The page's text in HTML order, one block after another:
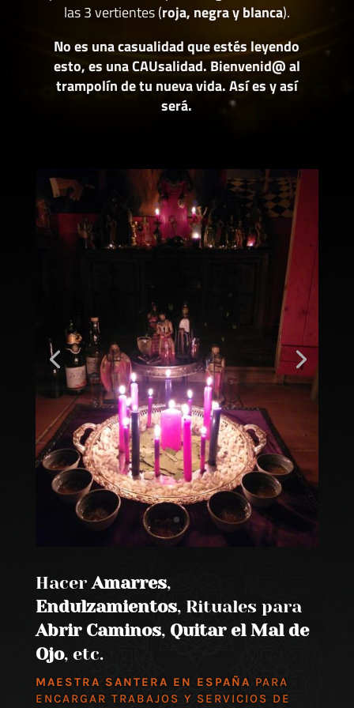
las 3 vertientes (roja, negra y blanca).
No es una casualidad que estés leyendo
esto, es una CAUsalidad. Bienvenid@ al
trampolín de tu nueva vida. Así es y así
será.
Hacer Amarres,
Endulzamientos, Rituales para
Abrir Caminos, Quitar el Mal de
Ojo, etc.
MAESTRA SANTERA EN ESPAÑA PARA
ENCARGAR TRABAJOS Y SERVICIOS DE